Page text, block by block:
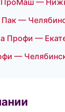
—
—
Профи —
—